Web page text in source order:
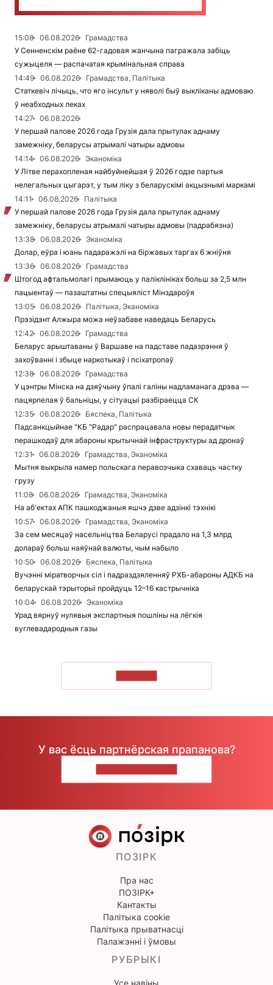
15:08 06.08.2026
Грамадства
У Сенненскім раёне 62-гадовая жанчына пагражала забіць
сужыцеля — распачатая крымінальная справа
14:49
06.08.2026
Грамадства, Палітыка
Статкевіч лічыць, что яго інсульт у няволі быў выкліканы адмоваю
ў неабходных леках
14:27
06.08.2026
У першай палове 2026 года Грузія дала прытулак аднаму
замежніку, беларусы атрымалі чатыры адмовы
14:14
06.08.2026
Эканоміка
У Літве перахопленая найбуйнейшая ў 2026 годзе партыя
нелегальных цыгарэт, у тым ліку з беларускімі акцызнымі маркамі
14:11
06.08.2026
Палітыка
У першай палове 2026 года Грузія дала прытулак аднаму
замежніку, беларусы атрымалі чатыры адмовы (падрабязна)
13:38
06.08.2026
Эканоміка
Долар, еўра і юань падаражэлі на біржавых таргах 6 жніўня
13:36
06.08.2026
Грамадства
Штогод афтальмолагі прымаюць у паліклініках больш за 2,5 млн
пацыентаў — пазаштатны спецыяліст Мінздароўя
13:05
06.08.2026
Палітыка, Эканоміка
Прэзідэнт Алжыра можа неўзабаве наведаць Беларусь
12:42
06.08.2026
Грамадства
Беларус арыштаваны ў Варшаве на падставе падазрэння ў
захоўванні і збыце наркотыкаў і псіхатропаў
12:38
06.08.2026
Грамадства
У цэнтры Мінска на дзяўчыну ўпалі галіны надламанага дрэва —
пацярпелая ў бальніцы, у сітуацыі разбіраецца СК
12:35
06.08.2026
Бяспека, Палітыка
Падсанкцыйнае "КБ "Радар" распрацавала новы перадатчык
перашкодаў для абароны крытычнай інфраструктуры ад дронаў
12:31
06.08.2026
Грамадства, Эканоміка
Мытня выкрыла намер польскага перавозчыка схаваць частку
грузу
11:08
06.08.2026
Грамадства, Эканоміка
На аб'ектах АПК пашкоджаныя яшчэ дзве адзінкі тэхнікі
10:57
06.08.2026
Грамадства, Эканоміка
За сем месяцаў насельніцтва Беларусі прадало на 1,3 млрд
долараў больш наяўнай валюты, чым набыло
10:50
06.08.2026
Бяспека, Палітыка
Вучэнні міратворчых сіл і падраздзяленняў РХБ-абароны АДКБ на
беларускай тэрыторыі пройдуць 12–16 кастрычніка
10:04
06.08.2026
Эканоміка
Урад вярнуў нулявыя экспартныя пошліны на лёгкія
вуглевадародныя газы
У вас ёсць партнёрская прапанова?
ПОЗІРК
Пра нас
ПОЗІРК+
Кантакты
Палітыка cookie
Палітыка прыватнасці
Палажэнні і ўмовы
РУБРЫКІ
Усе навіны